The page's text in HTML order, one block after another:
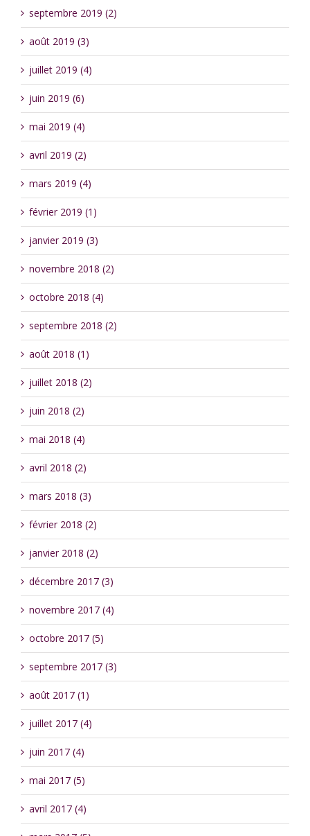
septembre 2019 (2)
août 2019 (3)
juillet 2019 (4)
juin 2019 (6)
mai 2019 (4)
avril 2019 (2)
mars 2019 (4)
février 2019 (1)
janvier 2019 (3)
novembre 2018 (2)
octobre 2018 (4)
septembre 2018 (2)
août 2018 (1)
juillet 2018 (2)
juin 2018 (2)
mai 2018 (4)
avril 2018 (2)
mars 2018 (3)
février 2018 (2)
janvier 2018 (2)
décembre 2017 (3)
novembre 2017 (4)
octobre 2017 (5)
septembre 2017 (3)
août 2017 (1)
juillet 2017 (4)
juin 2017 (4)
mai 2017 (5)
avril 2017 (4)